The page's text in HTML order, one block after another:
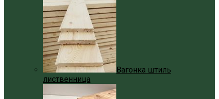
Вагонка штиль
лиственница